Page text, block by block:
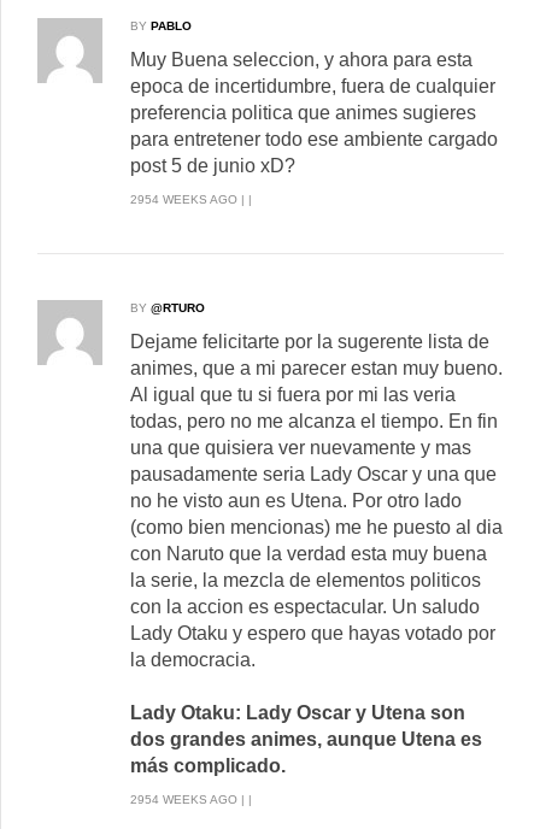
BY PABLO
Muy Buena seleccion, y ahora para esta
epoca de incertidumbre, fuera de cualquier
preferencia politica que animes sugieres
para entretener todo ese ambiente cargado
post 5 de junio xD?
2954 WEEKS AGO | |
BY @RTURO
Dejame felicitarte por la sugerente lista de
animes, que a mi parecer estan muy bueno.
Al igual que tu si fuera por mi las veria
todas, pero no me alcanza el tiempo. En fin
una que quisiera ver nuevamente y mas
pausadamente seria Lady Oscar y una que
no he visto aun es Utena. Por otro lado
(como bien mencionas) me he puesto al dia
con Naruto que la verdad esta muy buena
la serie, la mezcla de elementos politicos
con la accion es espectacular. Un saludo
Lady Otaku y espero que hayas votado por
la democracia.
Lady Otaku: Lady Oscar y Utena son
dos grandes animes, aunque Utena es
más complicado.
2954 WEEKS AGO | |